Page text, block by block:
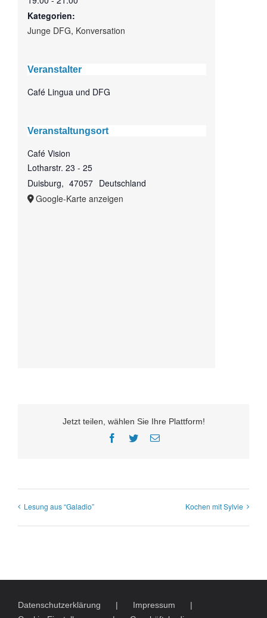
Kategorien:
Junge DFG, Konversation
Veranstalter
Café Lingua und DFG
Veranstaltungsort
Café Vision
Lotharstr. 23 - 25
Duisburg, 47057 Deutschland
Google-Karte anzeigen
Jetzt teilen, wählen Sie Ihre Plattform!
Facebook
TwitterE-
Lesung aus “Galadio” Kochen mit Sylvie
Datenschutzerklärung
Impressum